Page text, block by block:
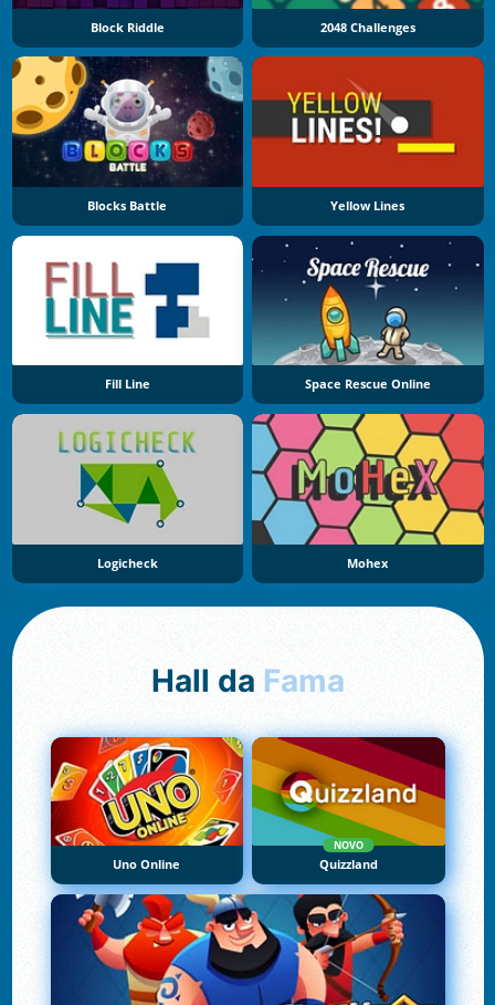
Block Riddle 2048 Challenges
Blocks Battle Yellow Lines
Fill Line Space Rescue Online
Logicheck Mohex
Hall da Fama
Uno Online
NOVO
Quizzland